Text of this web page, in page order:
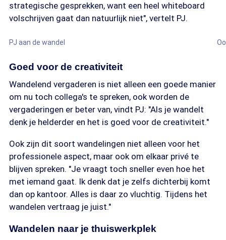
strategische gesprekken, want een heel whiteboard
volschrijven gaat dan natuurlijk niet", vertelt PJ.
Bron: Privé-archief
PJ aan de wandel
Goed voor de creativiteit
Wandelend vergaderen is niet alleen een goede manier
om nu toch collega's te spreken, ook worden de
vergaderingen er beter van, vindt PJ: "Als je wandelt
denk je helderder en het is goed voor de creativiteit."
Ook zijn dit soort wandelingen niet alleen voor het
professionele aspect, maar ook om elkaar privé te
blijven spreken. "Je vraagt toch sneller even hoe het
met iemand gaat. Ik denk dat je zelfs dichterbij komt
dan op kantoor. Alles is daar zo vluchtig. Tijdens het
wandelen vertraag je juist."
Wandelen naar je thuiswerkplek